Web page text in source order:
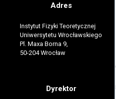
Adres
Instytut Fizyki Teoretycznej
Uniwersytetu Wrocławskiego
Pl. Maxa Borna 9,
50-204 Wrocław
Dyrektor